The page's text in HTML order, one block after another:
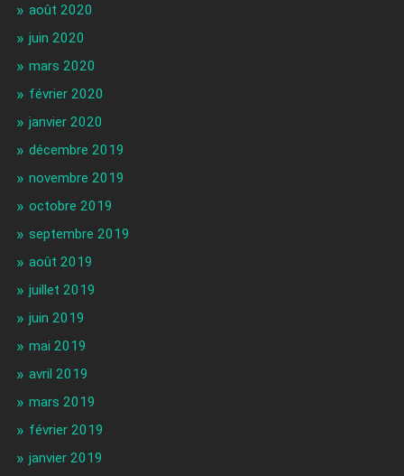
août 2020
juin 2020
mars 2020
février 2020
janvier 2020
décembre 2019
novembre 2019
octobre 2019
septembre 2019
août 2019
juillet 2019
juin 2019
mai 2019
avril 2019
mars 2019
février 2019
janvier 2019